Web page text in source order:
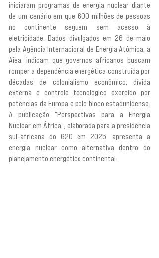
iniciaram programas de energia nuclear diante
de um cenário em que 600 milhões de pessoas
no continente seguem sem acesso à
eletricidade. Dados divulgados em 26 de maio
pela Agência Internacional de Energia Atômica, a
Aiea, indicam que governos africanos buscam
romper a dependência energética construída por
décadas de colonialismo econômico, dívida
externa e controle tecnológico exercido por
potências da Europa e pelo bloco estadunidense.
A publicação “Perspectivas para a Energia
Nuclear em África”, elaborada para a presidência
sul-africana do G20 em 2025, apresenta a
energia nuclear como alternativa dentro do
planejamento energético continental.